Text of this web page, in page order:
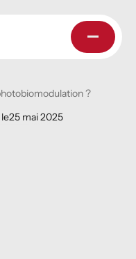
?
25 mai 2025